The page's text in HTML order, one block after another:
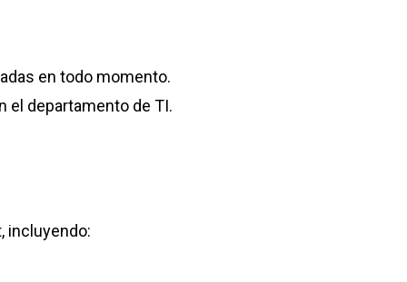
en todo momento.
el departamento de TI.
incluyendo: